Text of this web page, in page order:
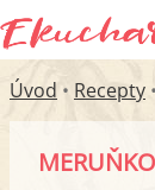
Úvod • Recepty •